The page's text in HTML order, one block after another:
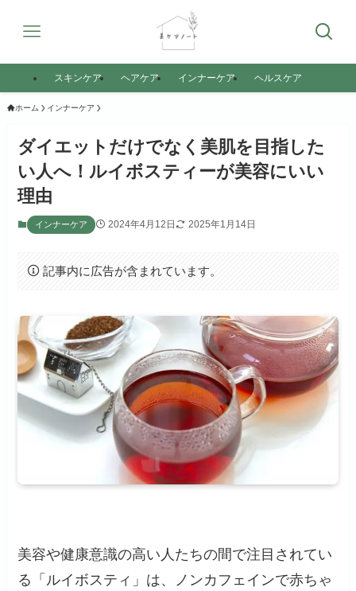
スキンケア ヘアケア インナーケア ヘルスケア
ホーム インナーケア
ダイエットだけでなく美肌を目指した
い人へ！ルイボスティーが美容にいい
理由
インナーケア 2024年4月12日 2025年1月14日
記事内に広告が含まれています。
美容や健康意識の高い人たちの間で注目されてい
る「ルイボスティ」は、ノンカフェインで赤ちゃ